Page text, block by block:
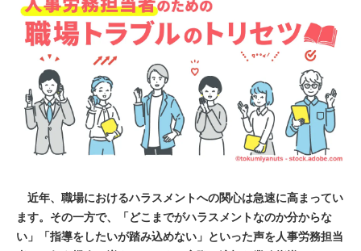
近年、職場におけるハラスメントへの関心は急速に高まってい
ます。その一方で、「どこまでがハラスメントなのか分からな
い」「指導をしたいが踏み込めない」といった声を人事労務担当